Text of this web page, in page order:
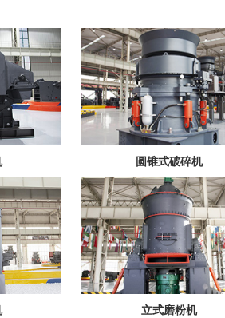
圆锥式破碎机
立式磨粉机